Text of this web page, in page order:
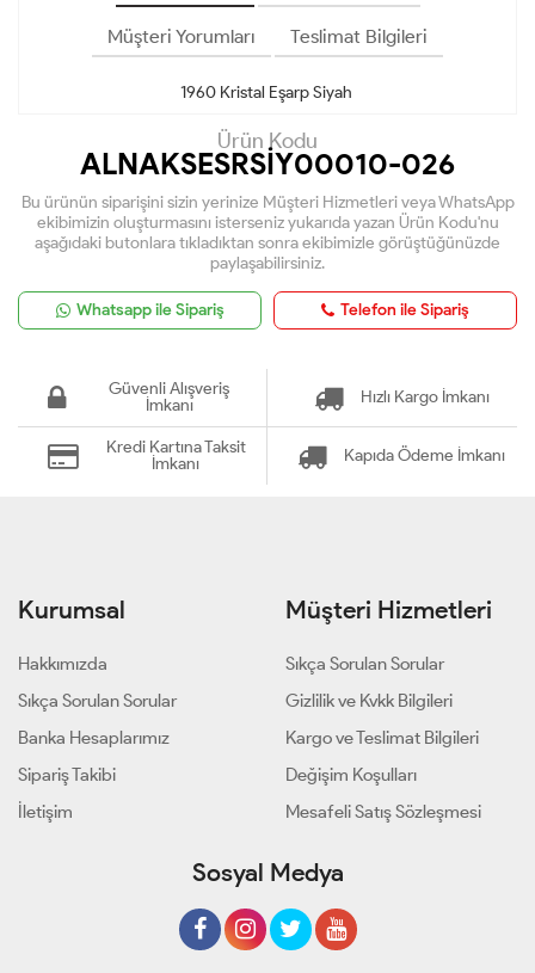
Müşteri Yorumları Teslimat Bilgileri
1960 Kristal Eşarp Siyah
Ürün Kodu
ALNAKSESRSİY00010-026
Bu ürünün siparişini sizin yerinize Müşteri Hizmetleri veya WhatsApp
ekibimizin oluşturmasını isterseniz yukarıda yazan Ürün Kodu'nu
aşağıdaki butonlara tıkladıktan sonra ekibimizle görüştüğünüzde
paylaşabilirsiniz.
Whatsapp ile Sipariş Telefon ile Sipariş
Güvenli Alışveriş
İmkanı
Hızlı Kargo İmkanı
Kredi Kartına Taksit
İmkanı
Kapıda Ödeme İmkanı
Kurumsal
Hakkımızda
Sıkça Sorulan Sorular
Banka Hesaplarımız
Sipariş Takibi
İletişim
Müşteri Hizmetleri
Sıkça Sorulan Sorular
Gizlilik ve Kvkk Bilgileri
Kargo ve Teslimat Bilgileri
Değişim Koşulları
Mesafeli Satış Sözleşmesi
Sosyal Medya